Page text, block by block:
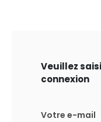
Veuillez
connexion
Votre e-mail